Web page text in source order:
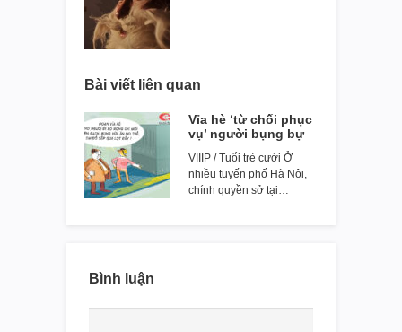
Bài viết liên quan
Vỉa hè ‘từ chối phục
vụ’ người bụng bự
VIIIP / Tuổi trẻ cười Ở
nhiều tuyến phố Hà Nội,
chính quyền sở tại…
Bình luận